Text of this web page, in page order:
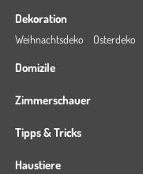
Dekoration
Weihnachtsdeko Osterdeko
Domizile
Zimmerschauer
Tipps & Tricks
Haustiere